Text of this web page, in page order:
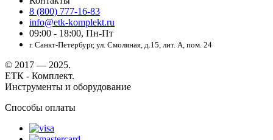
8 (800) 777-16-83
info@etk-komplekt.ru
09:00 - 18:00, Пн-Пт
г. Санкт-Петербург, ул. Смоляная, д.15, лит. А, пом. 24
© 2017 — 2025.
ЕТК - Комплект.
Инструменты и оборудование
Способы оплаты